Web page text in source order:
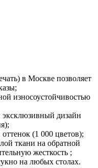
в Москве позволяет
износоустойчивостью
дизайн
(1 000 цветов);
ткани на обратной
жесткость ;
на любых столах.